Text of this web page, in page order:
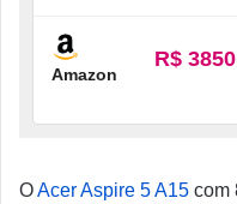
Amazon
R$ 3850
OAcer Aspire 5 A15 com